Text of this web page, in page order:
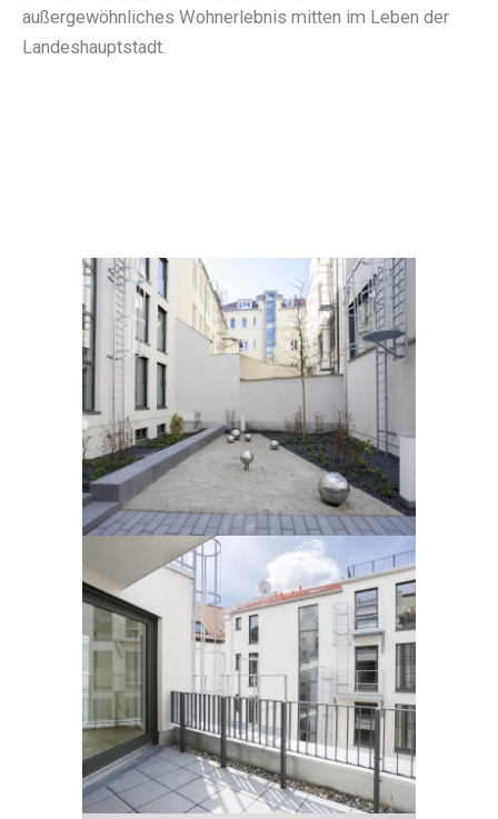
außergewöhnliches Wohnerlebnis mitten im Leben der
Landeshauptstadt.